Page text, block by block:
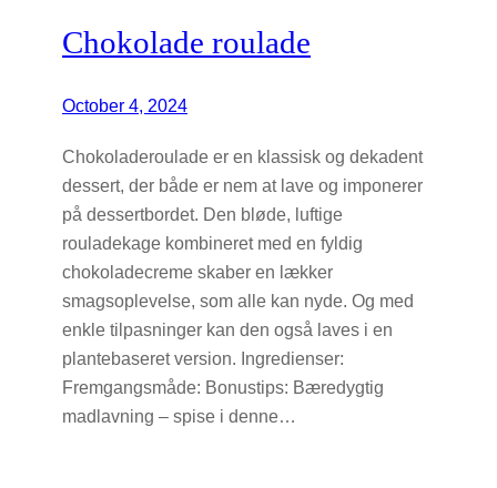
Chokolade roulade
October 4, 2024
Chokoladeroulade er en klassisk og dekadent
dessert, der både er nem at lave og imponerer
på dessertbordet. Den bløde, luftige
rouladekage kombineret med en fyldig
chokoladecreme skaber en lækker
smagsoplevelse, som alle kan nyde. Og med
enkle tilpasninger kan den også laves i en
plantebaseret version. Ingredienser:
Fremgangsmåde: Bonustips: Bæredygtig
madlavning – spise i denne…